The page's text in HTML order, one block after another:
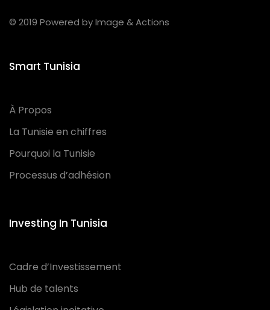
© 2019 Powered by Image & Actions
Smart Tunisia
À Propos
La Tunisie en chiffres
Pourquoi la Tunisie
Processus d’adhésion
Investing In Tunisia
Cadre d’Investissement
Hub de talents